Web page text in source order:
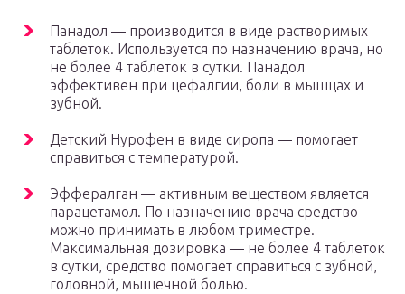
Панадол — производится в виде растворимых
таблеток. Используется по назначению врача, но
не более 4 таблеток в сутки. Панадол
эффективен при цефалгии, боли в мышцах и
зубной.
Детский Нурофен в виде сиропа — помогает
справиться с температурой.
Эффералган — активным веществом является
парацетамол. По назначению врача средство
можно принимать в любом триместре.
Максимальная дозировка — не более 4 таблеток
в сутки, средство помогает справиться с зубной,
головной, мышечной болью.